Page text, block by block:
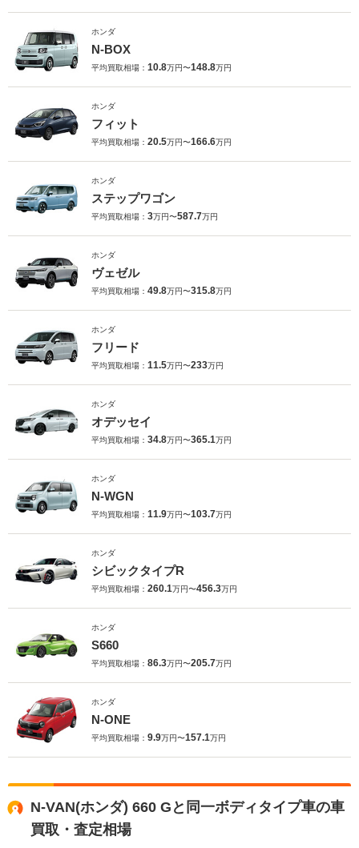
ホンダ
N-BOX
平均買取相場： 10.8万円〜148.8万円
ホンダ
フィット
平均買取相場： 20.5万円〜166.6万円
ホンダ
ステップワゴン
平均買取相場： 3万円〜587.7万円
ホンダ
ヴェゼル
平均買取相場： 49.8万円〜315.8万円
ホンダ
フリード
平均買取相場： 11.5万円〜233万円
ホンダ
オデッセイ
平均買取相場： 34.8万円〜365.1万円
ホンダ
N-WGN
平均買取相場： 11.9万円〜103.7万円
ホンダ
シビックタイプR
平均買取相場： 260.1万円〜456.3万円
ホンダ
S660
平均買取相場： 86.3万円〜205.7万円
ホンダ
N-ONE
平均買取相場： 9.9万円〜157.1万円
N-VAN(ホンダ) 660 Gと同一ボディタイプ車の車
買取・査定相場